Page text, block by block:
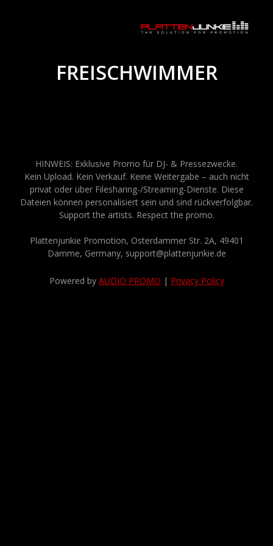
FREISCHWIMMER
HINWEIS: Exklusive Promo für DJ- & Pressezwecke.
Kein Upload. Kein Verkauf. Keine Weitergabe – auch nicht
privat oder über Filesharing-/Streaming-Dienste. Diese
Dateien können personalisiert sein und sind rückverfolgbar.
Support the artists. Respect the promo.
Plattenjunkie Promotion, Osterdammer Str. 2A, 49401
Damme, Germany, support@plattenjunkie.de
Powered by AUDIO PROMO | Privacy Policy